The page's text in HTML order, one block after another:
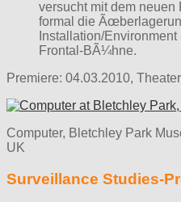
versucht mit dem neuen
formal die
Installation/
Frontal-BÃ¼hne.
Premiere: 04.03.2010,
Computer, Bletchley Park
UK
Surveillance Studies-